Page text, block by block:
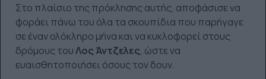
Στο πλαίσιο της πρόκλησης αυτής, αποφάσισε να
φοράει πάνω του όλα τα σκουπίδια που παρήγαγε
σε έναν ολόκληρο μήνα και να κυκλοφορεί στους
δρόμους τουΛος Άντζελες, ώστε να
ευαισθητοποιήσει όσους τον δουν.